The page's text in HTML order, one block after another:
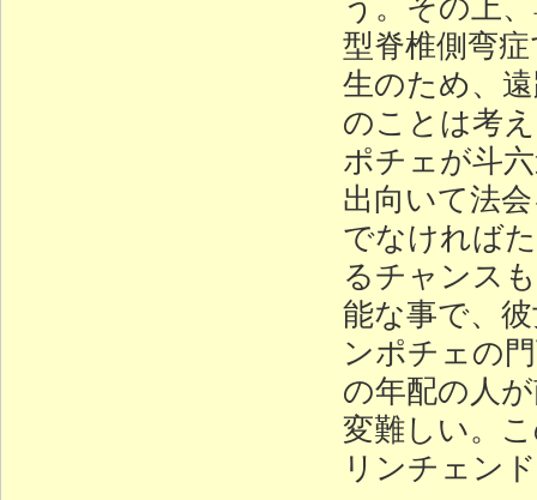
型脊椎側弯
生のため、
のことは考
ポチェが斗
出向いて法
でなければ
るチャンス
能な事で、
ンポチェの
の年配の人
変難しい。
リンチェン